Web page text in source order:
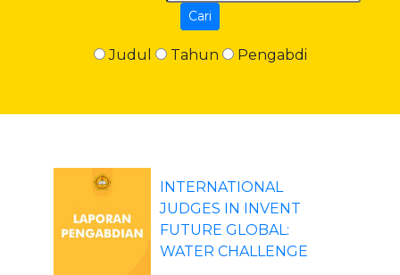
Cari
Judul Tahun Pengabdi
INTERNATIONAL
JUDGES IN INVENT
FUTURE GLOBAL:
WATER CHALLENGE